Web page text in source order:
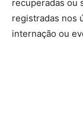
recuperadas ou
registradas nos
internação ou